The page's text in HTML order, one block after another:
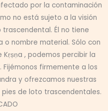
por la contaminación
no está sujeto a la visión
Él no tiene
o nombre material. Sólo con
, podemos percibir la
firmemente a los
y ofrezcamos nuestras
de loto trascendentales.